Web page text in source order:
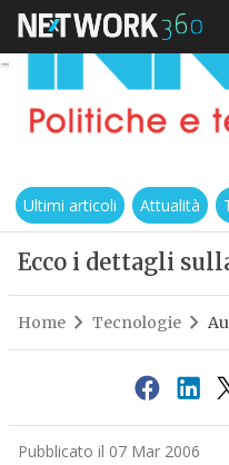
Ultimi articoli Attualità
Ecco i dettagli
Home Tecnologie
Pubblicato il 07 Mar 2006